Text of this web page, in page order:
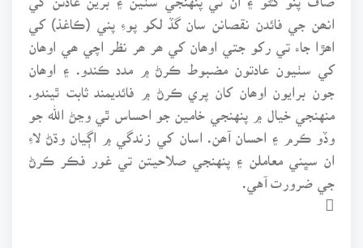
انھن جي فائدن نقصانن سان گڏ لکو پوءِ پني (ڪاغذ) کي
اھڙا جاء تي رکو جتي اوھان کي ھر ھر نظر اچي ھي اوھان
کي سٺيون عادتون مضبوط ڪرڻ ۾ مدد ڪندو. ۽ اوھان
جون برايون اوھان کان پري ڪرڻ ۾ فائديمند ثابت ٿيندو.
منهنجي خيال ۾ پنهنجي خامين جو احساس ٿي وڃڻ الله جو
وڏو ڪرم ۽ احسان آھن. اسان کي زندگي ۾ اڳيان وڌڻ لاءِ
ان سڀني معاملن ۽ پنهنجي صلاحيتن تي غور فڪر ڪرڻ
جي ضرورت آهي.
